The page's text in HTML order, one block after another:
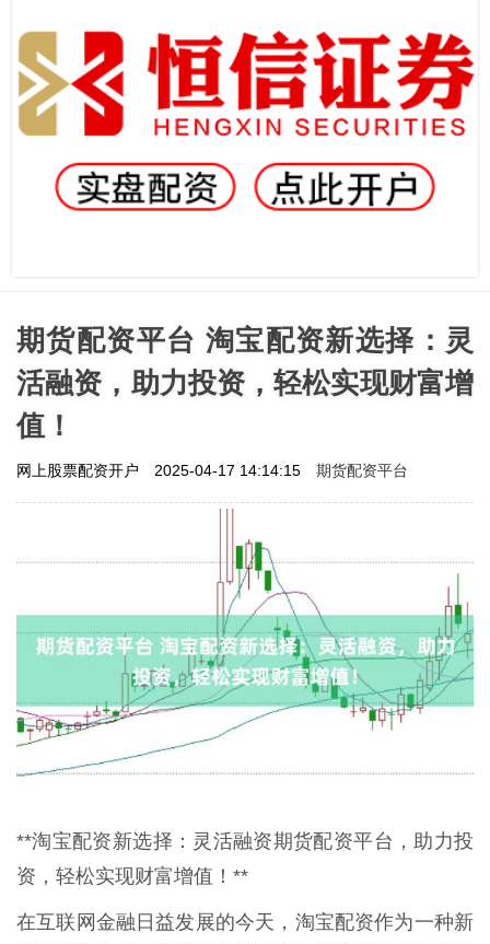
期货配资平台 淘宝配资新选择：灵
活融资，助力投资，轻松实现财富增
值！
网上股票配资开户 2025-04-17 14:14:15 期货配资平台
**淘宝配资新选择：灵活融资期货配资平台，助力投
资，轻松实现财富增值！**
在互联网金融日益发展的今天，淘宝配资作为一种新